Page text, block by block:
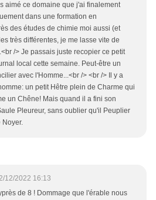
aimé ce domaine que j'ai finalement
dans une formation en
des études de chimie moi aussi (et
très différentes, je me lasse vite de
/> Je passais juste recopier ce petit
local cette semaine. Peut-être un
avec l'Homme...<br /> <br /> Il y a
un petit Hêtre plein de Charme qui
un Chêne! Mais quand il a fini son
Pleureur, sans oublier qu'il Peuplier
Noyer.
12/2022 16:13
de 8 ! Dommage que l'érable nous